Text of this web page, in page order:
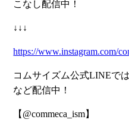
こなし配信中！
↓↓↓
https://www.instagram.com/
コムサイズム公式LINEで
など配信中！
【@commeca_ism】